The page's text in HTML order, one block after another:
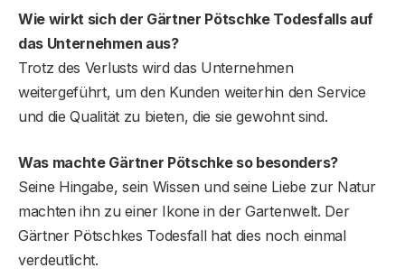
Wie wirkt sich der Gärtner Pötschke Todesfallsauf
das Unternehmen aus?
Trotz des Verlusts wird das Unternehmen
weitergeführt, um den Kunden weiterhin den Service
und die Qualität zu bieten, die sie gewohnt sind.
Was machte Gärtner Pötschke so besonders?
Seine Hingabe, sein Wissen und seine Liebe zur Natur
machten ihn zu einer Ikone in der Gartenwelt. Der
Gärtner Pötschkes Todesfall hat dies noch einmal
verdeutlicht.